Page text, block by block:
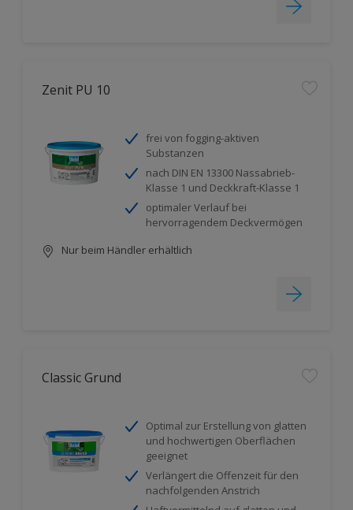
Zenit PU 10
frei von fogging-aktiven
Substanzen
nach DIN EN 13300 Nassabrieb-
Klasse 1 und Deckkraft-Klasse 1
optimaler Verlauf bei
hervorragendem Deckvermögen
Nur beim Händler erhältlich
Classic Grund
Optimal zur Erstellung von glatten
und hochwertigen Oberflächen
geeignet
Verlängert die Offenzeit für den
nachfolgenden Anstrich